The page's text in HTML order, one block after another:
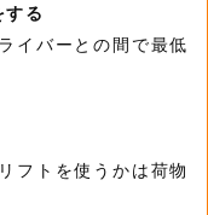
する
イバーとの間で最低
フトを使うかは荷物